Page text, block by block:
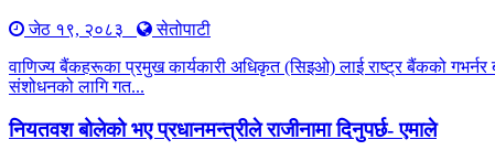
जेठ १९, २०८३
सेतोपाटी
वाणिज्य बैंकहरूका प्रमुख कार्यकारी अधिकृत (सिइओ) लाई राष्ट्र बैंकको
संशोधनको लागि गत...
नियतवश बोलेको भए प्रधानमन्त्रीले राजीनामा दिनुपर्छ- एमाले